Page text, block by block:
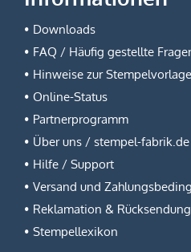
Downloads
FAQ / Häufig gestellte
Hinweise zur
Online-Status
Partnerprogramm
Über uns / stempel-
Hilfe / Support
Versand und
Reklamation &
Stempellexikon